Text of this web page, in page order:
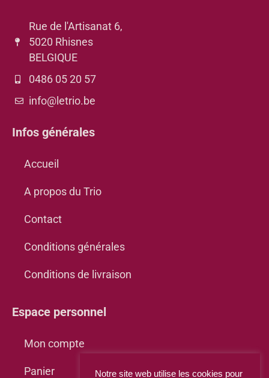
Rue de l'Artisanat 6,
5020 Rhisnes
BELGIQUE
0486 05 20 57
info@letrio.be
Infos générales
Accueil
A propos du Trio
Contact
Conditions générales
Conditions de livraison
Espace personnel
Mon compte
Panier Notre site web utilise les cookies pour